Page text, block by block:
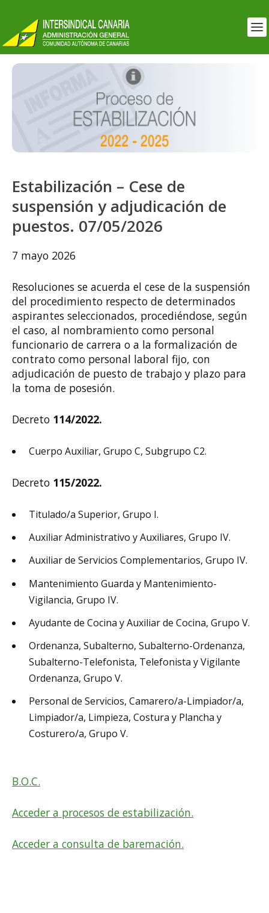
Estabilización – Cese de
suspensión y adjudicación de
puestos. 07/05/2026
7 mayo 2026
Resoluciones se acuerda el cese de la suspensión
del procedimiento respecto de determinados
aspirantes seleccionados, procediéndose, según
el caso, al nombramiento como personal
funcionario de carrera o a la formalización de
contrato como personal laboral fijo, con
adjudicación de puesto de trabajo y plazo para
la toma de posesión.
Decreto 114/2022.
Cuerpo Auxiliar, Grupo C, Subgrupo C2.
Decreto 115/2022.
Titulado/a Superior, Grupo I.
Auxiliar Administrativo y Auxiliares, Grupo IV.
Auxiliar de Servicios Complementarios, Grupo IV.
Mantenimiento Guarda y Mantenimiento-
Vigilancia, Grupo IV.
Ayudante de Cocina y Auxiliar de Cocina, Grupo V.
Ordenanza, Subalterno, Subalterno-Ordenanza,
Subalterno-Telefonista, Telefonista y Vigilante
Ordenanza, Grupo V.
Personal de Servicios, Camarero/a-Limpiador/a,
Limpiador/a, Limpieza, Costura y Plancha y
Costurero/a, Grupo V.
B.O.C.
Acceder a procesos de estabilización.
Acceder a consulta de baremación.